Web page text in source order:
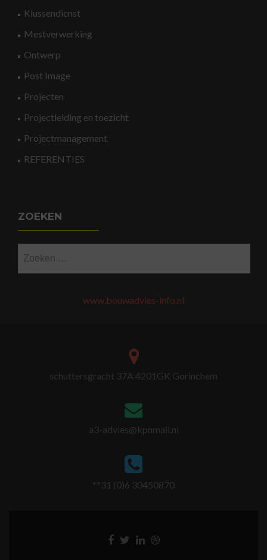
Klussendienst
Mestverwerking
Ontwerp
Post Image
Projecten
Projectleiding en toezicht
Projectmanagement
REFERENTIES
ZOEKEN
naar:
www.bouwadvies-info.nl
schuttersgracht 37A 4201GK Gorinchem
a3-advies@kpnmail.nl
**31 (0)6 30450870